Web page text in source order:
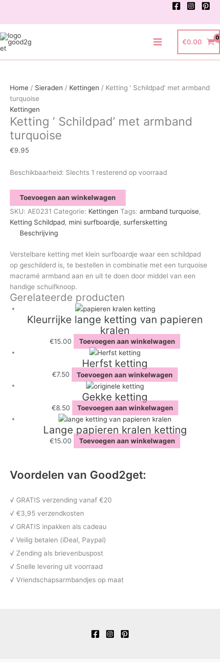
de
inhoud
€0.00
Voordelen van Good2get:
√ GRATIS verzending vanaf €20
√ €3,95 verzendkosten
√ GRATIS inpakken als cadeau
√ Veilig betalen (iDeal, Paypal)
√ Zending als brievenbuspost
√ Snelle levering uit voorraad
√ Vriendschapsarmbandjes op maat
Home / Sieraden / Kettingen / Ketting ‘ Schildpad’ met armband
turquoise
Kettingen
Ketting ‘ Schildpad’ met armband
turquoise
€9.95
Beschikbaarheid: Slechts 1 resterend op voorraad
Ketting
'
Schildpad'
met
armband
Toevoegen aan winkelwagen
SKU: AE0231 Categorie: Kettingen Tags: armband turquoise,
Ketting Schildpad, mini surfboardje, surfersketting
Beschrijving
Verstelbare ketting met klein surfboardje waar een schildpad
op geschilderd is, te bestellen in combinatie met een turquoise
macramé armband aan en uit te doen door middel van een
handige schuifknoop.
Gerelateerde producten
Kleurrijke lange ketting van papieren
kralen
€15.00 Toevoegen aan winkelwagen
Herfst ketting
€7.50 Toevoegen aan winkelwagen
Gekke ketting
€8.50 Toevoegen aan winkelwagen
Lange papieren kralen ketting
€15.00 Toevoegen aan winkelwagen